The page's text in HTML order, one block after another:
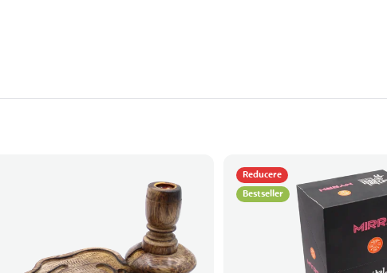
Reducere
Bestseller